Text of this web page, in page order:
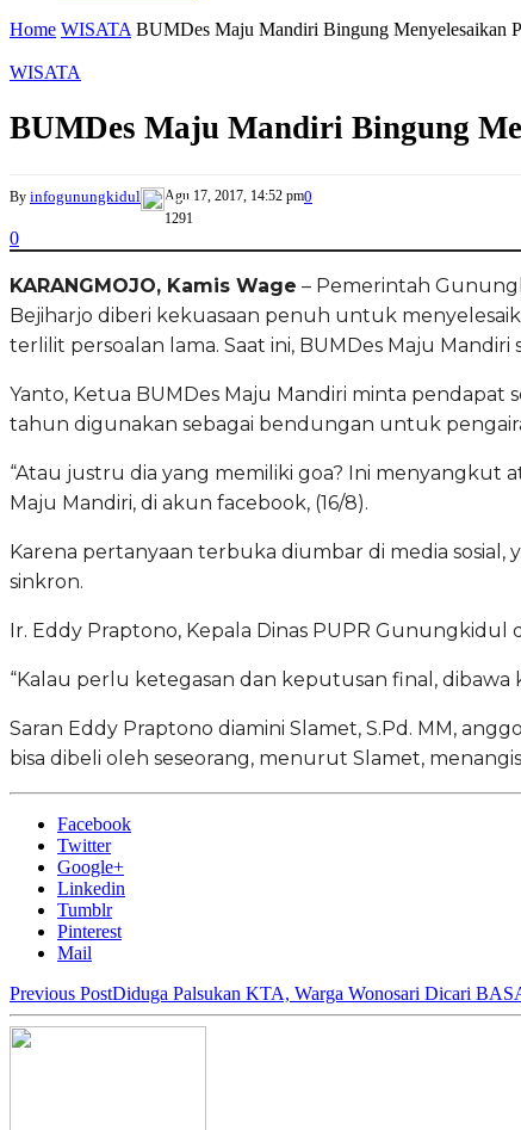
Home WISATA BUMDes Maju Mandiri Bingung Menyelesaikan
WISATA
BUMDes Maju Mandiri Bingung
By infogunungkidul Agu 17, 2017, 14:52 pm0
1291
0
KARANGMOJO, Kamis Wage – Pemerintah
Bejiharjo diberi kekuasaan penuh untuk
terlilit persoalan lama. Saat ini, BUMDes Maju
Yanto, Ketua BUMDes Maju Mandiri minta
tahun digunakan sebagai bendungan untuk
“Atau justru dia yang memiliki goa? Ini menyangkut
Maju Mandiri, di akun facebook, (16/8).
Karena pertanyaan terbuka diumbar di media
sinkron.
Ir. Eddy Praptono, Kepala Dinas PUPR Gunungkidul
“Kalau perlu ketegasan dan keputusan final, dibawa
Saran Eddy Praptono diamini Slamet, S.Pd. MM,
bisa dibeli oleh seseorang, menurut Slamet,
Facebook
Twitter
Google+
Linkedin
Tumblr
Pinterest
Mail
Previous PostDiduga Palsukan KTA, Warga Wonosari Dicari